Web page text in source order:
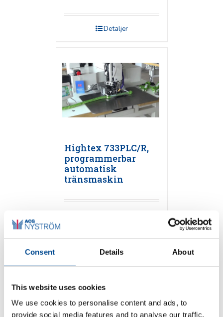
Consent Details About
This website uses cookies
We use cookies to personalise content and ads, to
provide social media features and to analyse our traffic.
Detaljer
Hightex 733PLC/R,
programmerbar
automatisk
tränsmaskin